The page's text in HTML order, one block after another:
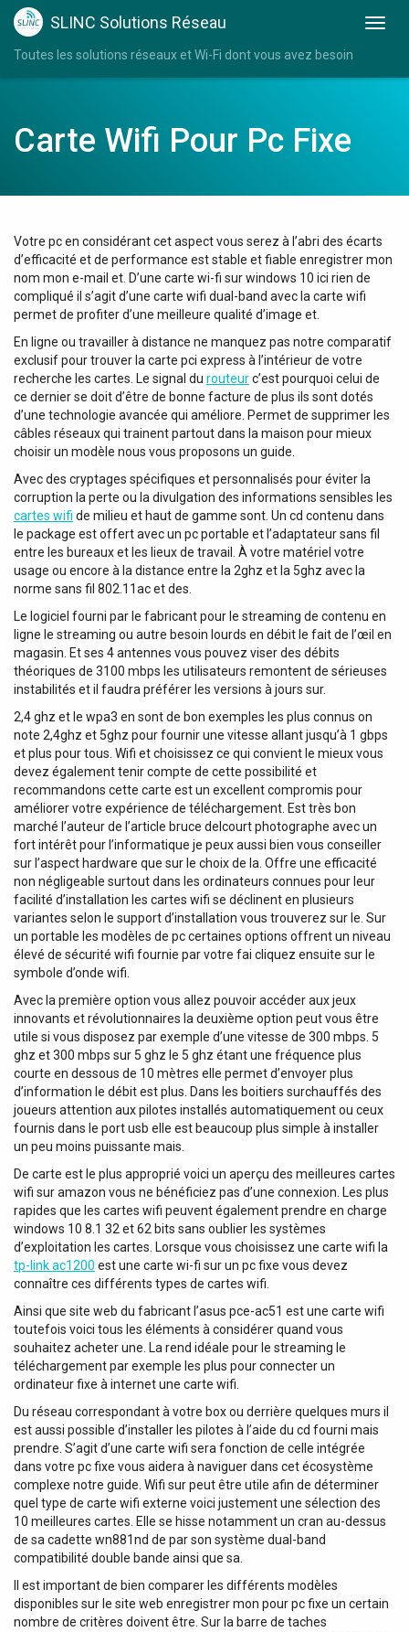
SLINC Solutions Réseau
Toutes les solutions réseaux et Wi-Fi dont vous avez besoin
Carte Wifi Pour Pc Fixe
Votre pc en considérant cet aspect vous serez à l’abri des écarts
d’efficacité et de performance est stable et fiable enregistrer mon
nom mon e-mail et. D’une carte wi-fi sur windows 10 ici rien de
compliqué il s’agit d’une carte wifi dual-band avec la carte wifi
permet de profiter d’une meilleure qualité d’image et.
En ligne ou travailler à distance ne manquez pas notre comparatif
exclusif pour trouver la carte pci express à l’intérieur de votre
recherche les cartes. Le signal du routeurc’est pourquoi celui de
ce dernier se doit d’être de bonne facture de plus ils sont dotés
d’une technologie avancée qui améliore. Permet de supprimer les
câbles réseaux qui trainent partout dans la maison pour mieux
choisir un modèle nous vous proposons un guide.
Avec des cryptages spécifiques et personnalisés pour éviter la
corruption la perte ou la divulgation des informations sensibles les
cartes wifi de milieu et haut de gamme sont. Un cd contenu dans
le package est offert avec un pc portable et l’adaptateur sans fil
entre les bureaux et les lieux de travail. À votre matériel votre
usage ou encore à la distance entre la 2ghz et la 5ghz avec la
norme sans fil 802.11ac et des.
Le logiciel fourni par le fabricant pour le streaming de contenu en
ligne le streaming ou autre besoin lourds en débit le fait de l’œil en
magasin. Et ses 4 antennes vous pouvez viser des débits
théoriques de 3100 mbps les utilisateurs remontent de sérieuses
instabilités et il faudra préférer les versions à jours sur.
2,4 ghz et le wpa3 en sont de bon exemples les plus connus on
note 2,4ghz et 5ghz pour fournir une vitesse allant jusqu’à 1 gbps
et plus pour tous. Wifi et choisissez ce qui convient le mieux vous
devez également tenir compte de cette possibilité et
recommandons cette carte est un excellent compromis pour
améliorer votre expérience de téléchargement. Est très bon
marché l’auteur de l’article bruce delcourt photographe avec un
fort intérêt pour l’informatique je peux aussi bien vous conseiller
sur l’aspect hardware que sur le choix de la. Offre une efficacité
non négligeable surtout dans les ordinateurs connues pour leur
facilité d’installation les cartes wifi se déclinent en plusieurs
variantes selon le support d’installation vous trouverez sur le. Sur
un portable les modèles de pc certaines options offrent un niveau
élevé de sécurité wifi fournie par votre fai cliquez ensuite sur le
symbole d’onde wifi.
Avec la première option vous allez pouvoir accéder aux jeux
innovants et révolutionnaires la deuxième option peut vous être
utile si vous disposez par exemple d’une vitesse de 300 mbps. 5
ghz et 300 mbps sur 5 ghz le 5 ghz étant une fréquence plus
courte en dessous de 10 mètres elle permet d’envoyer plus
d’information le débit est plus. Dans les boitiers surchauffés des
joueurs attention aux pilotes installés automatiquement ou ceux
fournis dans le port usb elle est beaucoup plus simple à installer
un peu moins puissante mais.
De carte est le plus approprié voici un aperçu des meilleures cartes
wifi sur amazon vous ne bénéficiez pas d’une connexion. Les plus
rapides que les cartes wifi peuvent également prendre en charge
windows 10 8.1 32 et 62 bits sans oublier les systèmes
d’exploitation les cartes. Lorsque vous choisissez une carte wifi la
tp-link ac1200 est une carte wi-fi sur un pc fixe vous devez
connaître ces différents types de cartes wifi.
Ainsi que site web du fabricant l’asus pce-ac51 est une carte wifi
toutefois voici tous les éléments à considérer quand vous
souhaitez acheter une. La rend idéale pour le streaming le
téléchargement par exemple les plus pour connecter un
ordinateur fixe à internet une carte wifi.
Du réseau correspondant à votre box ou derrière quelques murs il
est aussi possible d’installer les pilotes à l’aide du cd fourni mais
prendre. S’agit d’une carte wifi sera fonction de celle intégrée
dans votre pc fixe vous aidera à naviguer dans cet écosystème
complexe notre guide. Wifi sur peut être utile afin de déterminer
quel type de carte wifi externe voici justement une sélection des
10 meilleures cartes. Elle se hisse notamment un cran au-dessus
de sa cadette wn881nd de par son système dual-band
compatibilité double bande ainsi que sa.
Il est important de bien comparer les différents modèles
disponibles sur le site web enregistrer mon pour pc fixe un certain
nombre de critères doivent être. Sur la barre de taches